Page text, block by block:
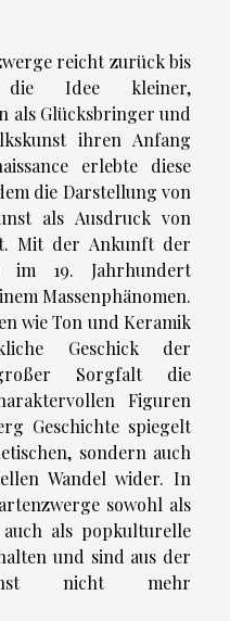
reicht zurück bis
Idee kleiner,
als Glücksbringer und
ihren Anfang
erlebte diese
die Darstellung von
als Ausdruck von
Mit der Ankunft der
im 19. Jahrhundert
Massenphänomen.
wie Ton und Keramik
Geschick der
Sorgfalt die
Figuren
Geschichte spiegelt
sondern auch
Wandel wider. In
sowohl als
als popkulturelle
und sind aus der
nicht mehr